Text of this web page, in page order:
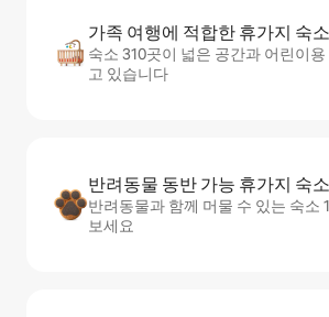
가족 여행에 적합한 휴가지 숙소
숙소 310곳이 넓은 공간과 어린이
고 있습니다
반려동물 동반 가능 휴가지 숙소
반려동물과 함께 머물 수 있는 숙소
보세요